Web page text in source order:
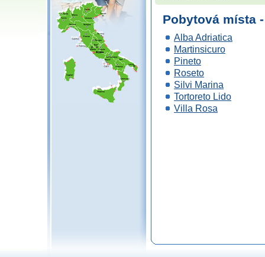
Pobytová místa -
Alba Adriatica
Martinsicuro
Pineto
Roseto
Silvi Marina
Tortoreto Lido
Villa Rosa